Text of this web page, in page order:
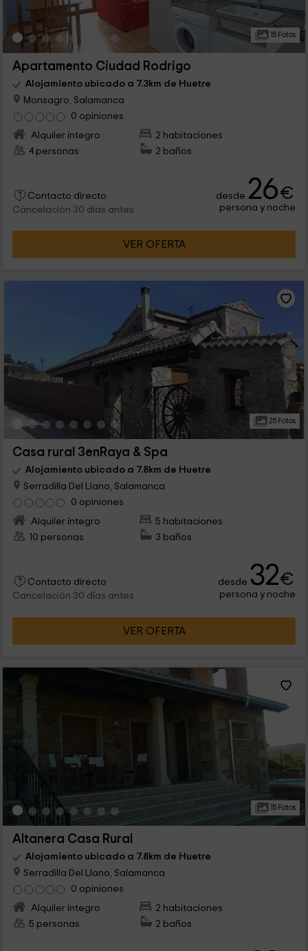
15 Fotos
Apartamento Ciudad Rodrigo
Alojamiento ubicado a 7.3km de Huetre
Monsagro, Salamanca
0 opiniones
Alquiler íntegro
2 habitaciones
4 personas
2 baños
Contacto directo
Cancelación 30 días antes
desde 26€
persona y noche
VER OFERTA
25 Fotos
Casa rural 3enRaya & Spa
Alojamiento ubicado a 7.8km de Huetre
Serradilla Del Llano, Salamanca
0 opiniones
Alquiler íntegro
5 habitaciones
10 personas
3 baños
Contacto directo
Cancelación 30 días antes
desde 32€
persona y noche
VER OFERTA
15 Fotos
Altanera Casa Rural
Alojamiento ubicado a 7.8km de Huetre
Serradilla Del Llano, Salamanca
0 opiniones
Alquiler íntegro
2 habitaciones
5 personas
2 baños